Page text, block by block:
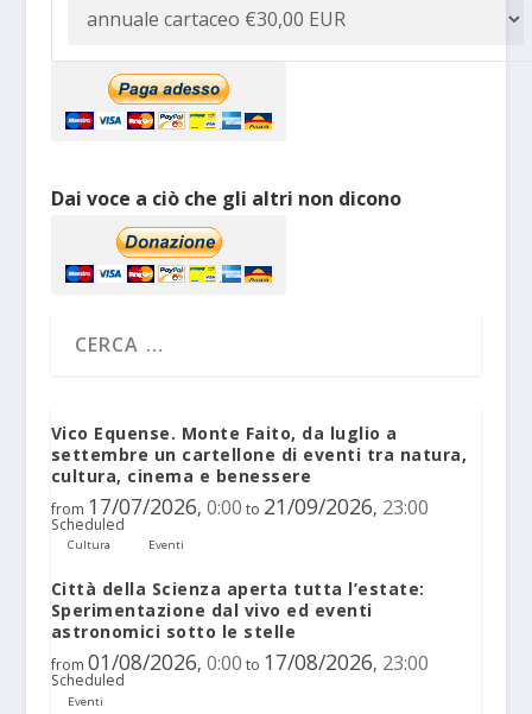
Dai voce a ciò che gli altri non dicono
Vico Equense. Monte Faito, da luglio a
settembre un cartellone di eventi tra natura,
cultura, cinema e benessere
from 17/07/2026, 0:00 to 21/09/2026, 23:00
Scheduled
Cultura Eventi
Città della Scienza aperta tutta l’estate:
Sperimentazione dal vivo ed eventi
astronomici sotto le stelle
from 01/08/2026, 0:00 to 17/08/2026, 23:00
Scheduled
Eventi